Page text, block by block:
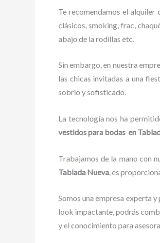
Te recomendamos el alquiler
clásicos, smoking, frac,
abajo de la rodillas etc.
Sin embargo, en nuestra
las chicas invitadas a una
sobrio y sofisticado.
La tecnología nos ha
vestidos para bodas en
Trabajamos de la mano con
Tablada Nueva , es
Somos una empresa experta
look impactante, podrás
y el conocimiento para